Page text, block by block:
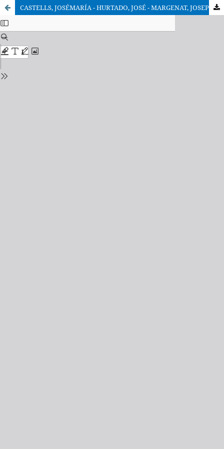
CASTELLS, JOSÉMARÍA - HURTADO, JOSÉ - MARGENAT, JOSEPMARÍA, De la dictadura a la democracia. La acción de los cristianos en España